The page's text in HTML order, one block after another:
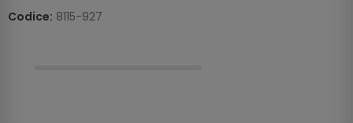
Codice: 8115-927